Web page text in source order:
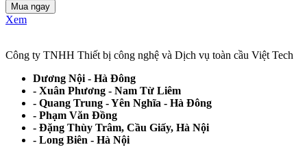
Mua ngay
Xem
Công ty TNHH Thiết bị công nghệ và Dịch vụ toàn cầu Việt Tech
Dương Nội - Hà Đông
- Xuân Phương - Nam Từ Liêm
- Quang Trung - Yên Nghĩa - Hà Đông
- Phạm Văn Đồng
- Đặng Thùy Trâm, Cầu Giấy, Hà Nội
- Long Biên - Hà Nội